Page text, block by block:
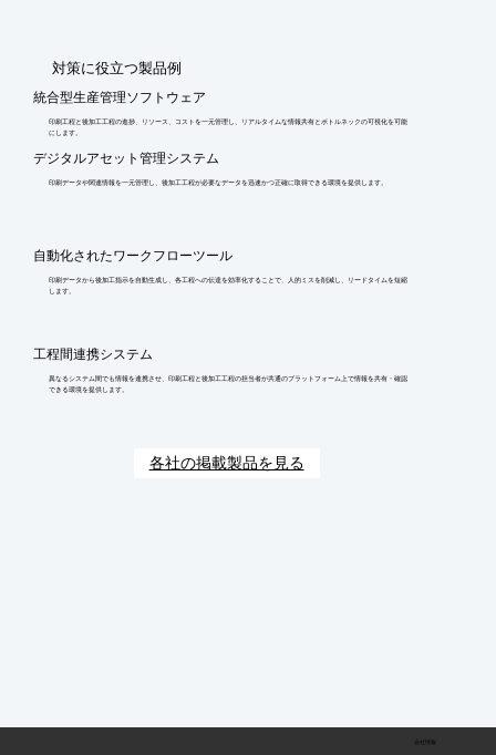
​対策に役立つ製品例
統合型生産管理ソフトウェア
印刷工程と後加工工程の進捗、リソース、コストを一元管理し、リアルタイムな情報共有とボトルネックの可視化を可能
にします。
デジタルアセット管理システム
印刷データや関連情報を一元管理し、後加工工程が必要なデータを迅速かつ正確に取得できる環境を提供します。
自動化されたワークフローツール
印刷データから後加工指示を自動生成し、各工程への伝達を効率化することで、人的ミスを削減し、リードタイムを短縮
します。
工程間連携システム
異なるシステム間でも情報を連携させ、印刷工程と後加工工程の担当者が共通のプラットフォーム上で情報を共有・確認
できる環境を提供します。
各社の掲載製品を見る
会社情報